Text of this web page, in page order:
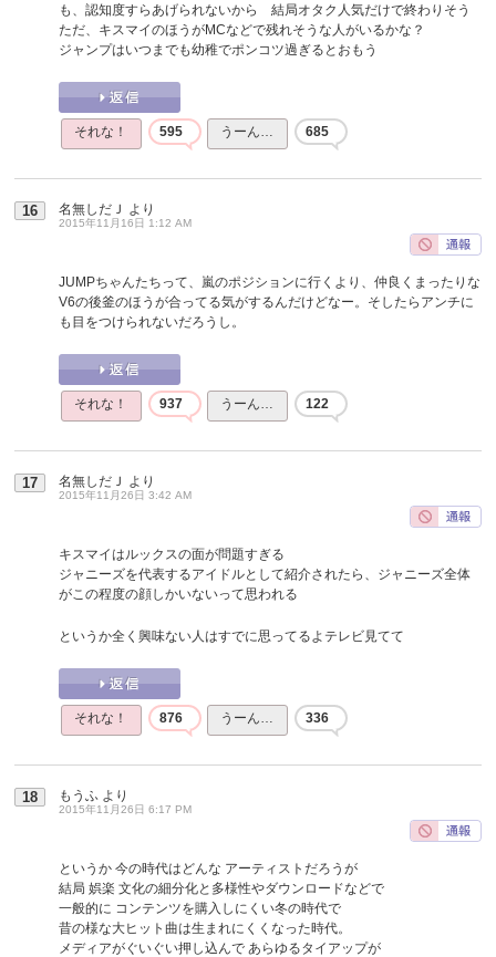
も、認知度すらあげられないから 結局オタク人気だけで終わりそう
ただ、キスマイのほうがMCなどで残れそうな人がいるかな？
ジャンプはいつまでも幼稚でポンコツ過ぎるとおもう
それな！ 595 うーん… 685
16 名無しだＪ より
2015年11月16日 1:12 AM
JUMPちゃんたちって、嵐のポジションに行くより、仲良くまったりな
V6の後釜のほうが合ってる気がするんだけどなー。そしたらアンチに
も目をつけられないだろうし。
それな！ 937 うーん… 122
17 名無しだＪ より
2015年11月26日 3:42 AM
キスマイはルックスの面が問題すぎる
ジャニーズを代表するアイドルとして紹介されたら、ジャニーズ全体
がこの程度の顔しかいないって思われる
というか全く興味ない人はすでに思ってるよテレビ見てて
それな！ 876 うーん… 336
18 もうふ より
2015年11月26日 6:17 PM
というか 今の時代はどんな アーティストだろうが
結局 娯楽 文化の細分化と多様性やダウンロードなどで
一般的に コンテンツを購入しにくい冬の時代で
昔の様な大ヒット曲は生まれにくくなった時代。
メディアがぐいぐい押し込んで あらゆるタイアップが